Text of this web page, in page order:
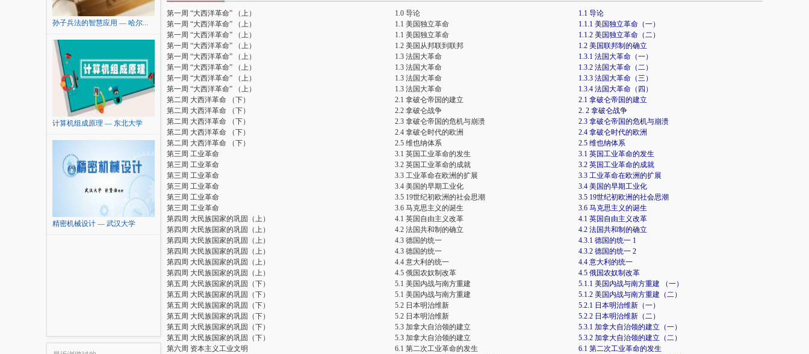
孙子兵法的智慧应用 — 哈尔...
计算机组成原理 — 东北大学
精密机械设计 — 武汉大学
第一周 “大西洋革命” （上） 1.0 导论
1.1 导论
第一周 “大西洋革命” （上）
1.1 美国独立革命
1.1.1 美国独立革命（一）
第一周 “大西洋革命” （上）
1.1 美国独立革命
1.1.2 美国独立革命（二）
第一周 “大西洋革命” （上）
1.2 美国从邦联到联邦
1.2 美国联邦制的确立
第一周 “大西洋革命” （上）
1.3 法国大革命
1.3.1 法国大革命（一）
第一周 “大西洋革命” （上）
1.3 法国大革命
1.3.2 法国大革命（二）
第一周 “大西洋革命” （上）
1.3 法国大革命
1.3.3 法国大革命（三）
第一周 “大西洋革命” （上）
1.3 法国大革命
1.3.4 法国大革命（四）
第二周 大西洋革命 （下）
2.1 拿破仑帝国的建立
2.1 拿破仑帝国的建立
第二周 大西洋革命 （下）
2.2 拿破仑战争
2. 2 拿破仑战争
第二周 大西洋革命 （下）
2.3 拿破仑帝国的危机与崩溃
2.3 拿破仑帝国的危机与崩溃
第二周 大西洋革命 （下）
2.4 拿破仑时代的欧洲
2.4 拿破仑时代的欧洲
第二周 大西洋革命 （下）
2.5 维也纳体系
2.5 维也纳体系
第三周 工业革命
3.1 英国工业革命的发生
3.1 英国工业革命的发生
第三周 工业革命
3.2 英国工业革命的成就
3.2 英国工业革命的成就
第三周 工业革命
3.3 工业革命在欧洲的扩展
3.3 工业革命在欧洲的扩展
第三周 工业革命
3.4 美国的早期工业化
3.4 美国的早期工业化
第三周 工业革命
3.5 19世纪初欧洲的社会思潮
3.5 19世纪初欧洲的社会思潮
第三周 工业革命
3.6 马克思主义的诞生
3.6 马克思主义的诞生
第四周 大民族国家的巩固（上）
4.1 英国自由主义改革
4.1 英国自由主义改革
第四周 大民族国家的巩固（上）
4.2 法国共和制的确立
4.2 法国共和制的确立
第四周 大民族国家的巩固（上）
4.3 德国的统一
4.3.1 德国的统一 1
第四周 大民族国家的巩固（上）
4.3 德国的统一
4.3.2 德国的统一 2
第四周 大民族国家的巩固（上）
4.4 意大利的统一
4.4 意大利的统一
第四周 大民族国家的巩固（上）
4.5 俄国农奴制改革
4.5 俄国农奴制改革
第五周 大民族国家的巩固（下）
5.1 美国内战与南方重建
5.1.1 美国内战与南方重建 （一）
第五周 大民族国家的巩固（下）
5.1 美国内战与南方重建
5.1.2 美国内战与南方重建（二）
第五周 大民族国家的巩固（下）
5.2 日本明治维新
5.2.1 日本明治维新（一）
第五周 大民族国家的巩固（下）
5.2 日本明治维新
5.2.2 日本明治维新（二）
第五周 大民族国家的巩固（下）
5.3 加拿大自治领的建立
5.3.1 加拿大自治领的建立（一）
第五周 大民族国家的巩固（下）
5.3 加拿大自治领的建立
5.3.2 加拿大自治领的建立（二）
第六周 资本主义工业文明
6.1 第二次工业革命的发生
6.1 第二次工业革命的发生